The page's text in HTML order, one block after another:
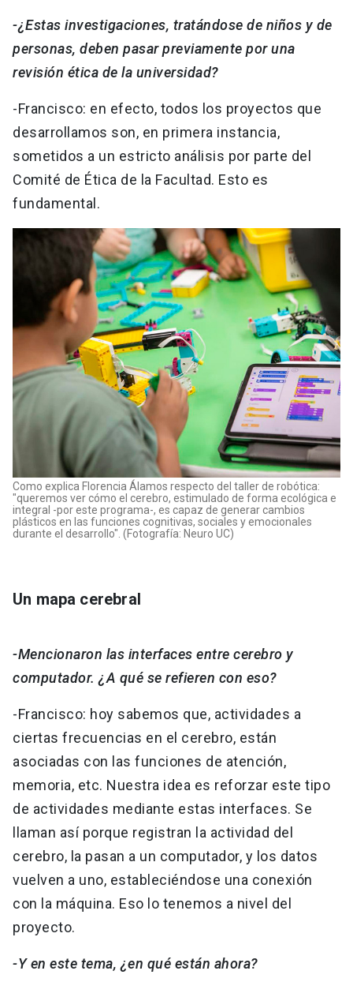
-¿Estas investigaciones, tratándose de niños y de
personas, deben pasar previamente por una
revisión ética de la universidad?
-Francisco: en efecto, todos los proyectos que
desarrollamos son, en primera instancia,
sometidos a un estricto análisis por parte del
Comité de Ética de la Facultad. Esto es
fundamental.
Como explica Florencia Álamos respecto del taller de robótica:
"queremos ver cómo el cerebro, estimulado de forma ecológica e
integral -por este programa-, es capaz de generar cambios
plásticos en las funciones cognitivas, sociales y emocionales
durante el desarrollo". (Fotografía: Neuro UC)
Un mapa cerebral
-Mencionaron las interfaces entre cerebro y
computador. ¿A qué se refieren con eso?
-Francisco: hoy sabemos que, actividades a
ciertas frecuencias en el cerebro, están
asociadas con las funciones de atención,
memoria, etc. Nuestra idea es reforzar este tipo
de actividades mediante estas interfaces. Se
llaman así porque registran la actividad del
cerebro, la pasan a un computador, y los datos
vuelven a uno, estableciéndose una conexión
con la máquina. Eso lo tenemos a nivel del
proyecto.
-Y en este tema, ¿en qué están ahora?